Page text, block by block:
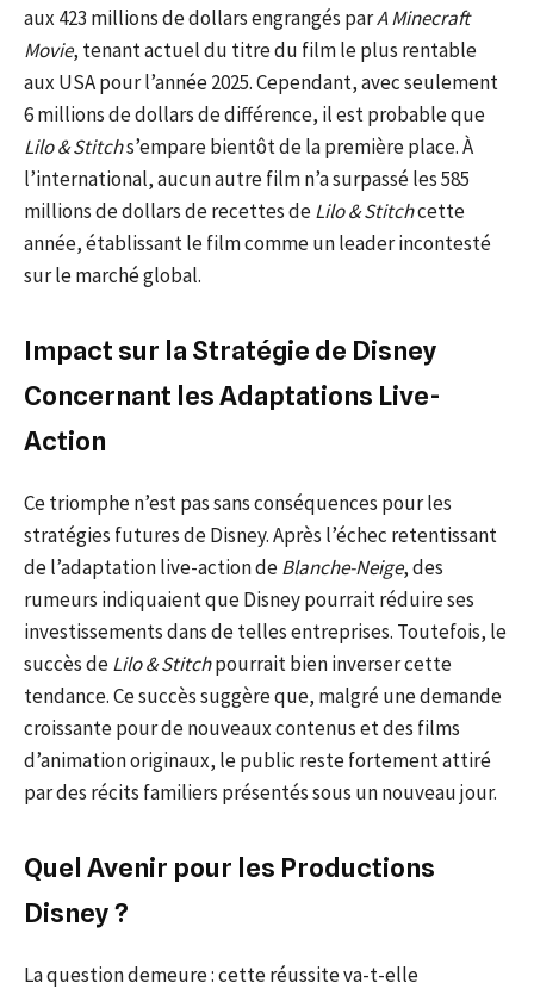
aux 423 millions de dollars engrangés parA Minecraft
Movie, tenant actuel du titre du film le plus rentable
aux USA pour l’année 2025. Cependant, avec seulement
6 millions de dollars de différence, il est probable que
Lilo & Stitchs’empare bientôt de la première place. À
l’international, aucun autre film n’a surpassé les 585
millions de dollars de recettes deLilo & Stitchcette
année, établissant le film comme un leader incontesté
sur le marché global.
Impact sur la Stratégie de Disney
Concernant les Adaptations Live-
Action
Ce triomphe n’est pas sans conséquences pour les
stratégies futures de Disney. Après l’échec retentissant
de l’adaptation live-action deBlanche-Neige, des
rumeurs indiquaient que Disney pourrait réduire ses
investissements dans de telles entreprises. Toutefois, le
succès deLilo & Stitchpourrait bien inverser cette
tendance. Ce succès suggère que, malgré une demande
croissante pour de nouveaux contenus et des films
d’animation originaux, le public reste fortement attiré
par des récits familiers présentés sous un nouveau jour.
Quel Avenir pour les Productions
Disney ?
La question demeure : cette réussite va-t-elle